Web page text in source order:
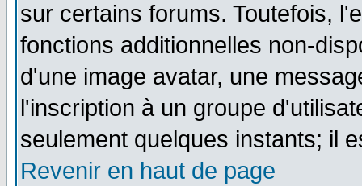
sur certains forums. Toutefois,
fonctions additionnelles non-
d'une image avatar, une
l'inscription à un groupe
seulement quelques instants; il
Revenir en haut de page